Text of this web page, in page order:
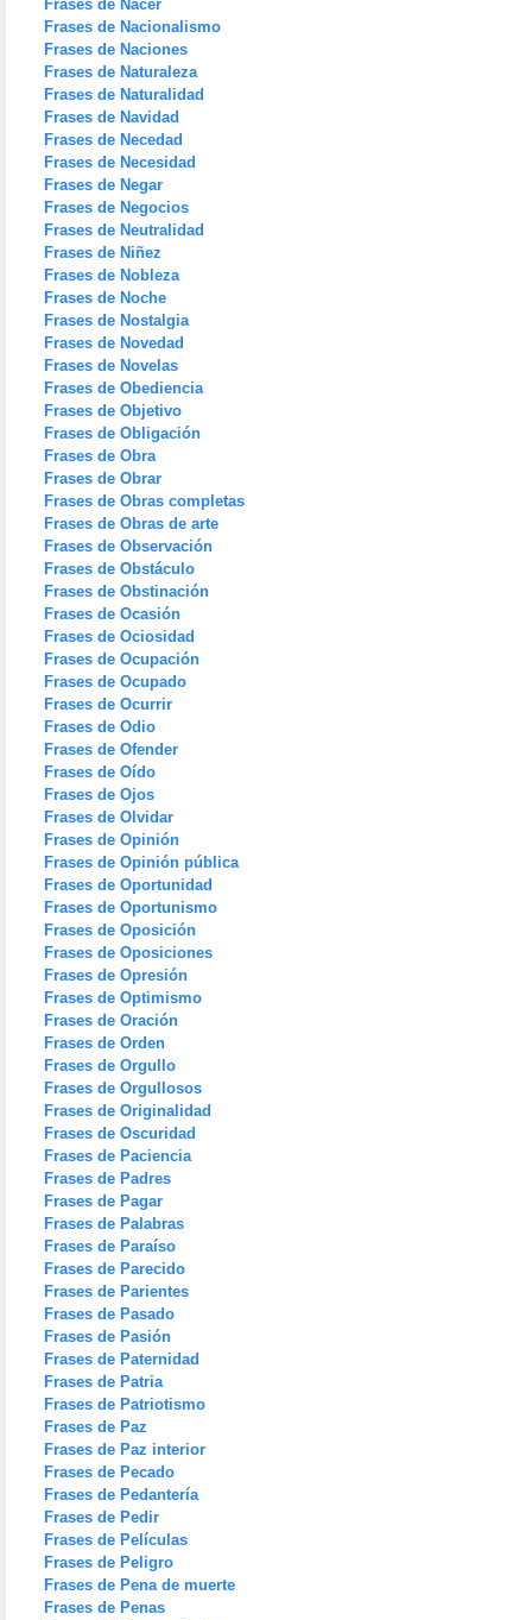
Frases de Nacer
Frases de Nacionalismo
Frases de Naciones
Frases de Naturaleza
Frases de Naturalidad
Frases de Navidad
Frases de Necedad
Frases de Necesidad
Frases de Negar
Frases de Negocios
Frases de Neutralidad
Frases de Niñez
Frases de Nobleza
Frases de Noche
Frases de Nostalgia
Frases de Novedad
Frases de Novelas
Frases de Obediencia
Frases de Objetivo
Frases de Obligación
Frases de Obra
Frases de Obrar
Frases de Obras completas
Frases de Obras de arte
Frases de Observación
Frases de Obstáculo
Frases de Obstinación
Frases de Ocasión
Frases de Ociosidad
Frases de Ocupación
Frases de Ocupado
Frases de Ocurrir
Frases de Odio
Frases de Ofender
Frases de Oído
Frases de Ojos
Frases de Olvidar
Frases de Opinión
Frases de Opinión pública
Frases de Oportunidad
Frases de Oportunismo
Frases de Oposición
Frases de Oposiciones
Frases de Opresión
Frases de Optimismo
Frases de Oración
Frases de Orden
Frases de Orgullo
Frases de Orgullosos
Frases de Originalidad
Frases de Oscuridad
Frases de Paciencia
Frases de Padres
Frases de Pagar
Frases de Palabras
Frases de Paraíso
Frases de Parecido
Frases de Parientes
Frases de Pasado
Frases de Pasión
Frases de Paternidad
Frases de Patria
Frases de Patriotismo
Frases de Paz
Frases de Paz interior
Frases de Pecado
Frases de Pedantería
Frases de Pedir
Frases de Películas
Frases de Peligro
Frases de Pena de muerte
Frases de Penas